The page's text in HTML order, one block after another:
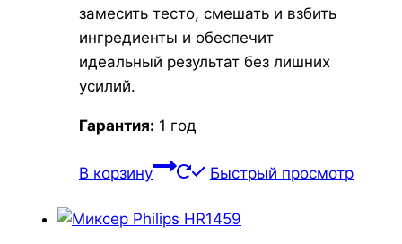
замесить тесто, смешать и взбить
ингредиенты и обеспечит
идеальный результат без лишних
усилий.
Гарантия: 1 год
В корзину Быстрый просмотр